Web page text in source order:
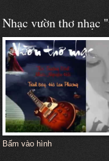
Nhạc vườn thơ nhạc
Bấm vào hình